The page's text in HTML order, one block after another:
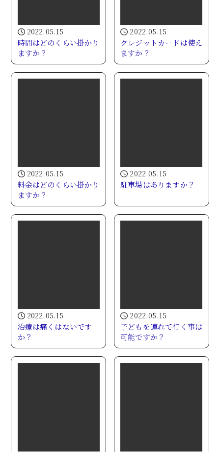
2022.05.15
時間はどのくらい掛かり
ますか？
2022.05.15
クレジットカードは使え
ますか？
2022.05.15
料金はどのくらい掛かり
ますか？
2022.05.15
駐車場はありますか？
2022.05.15
治療は痛くはないです
か？
2022.05.15
子どもを連れて行く事は
可能ですか？